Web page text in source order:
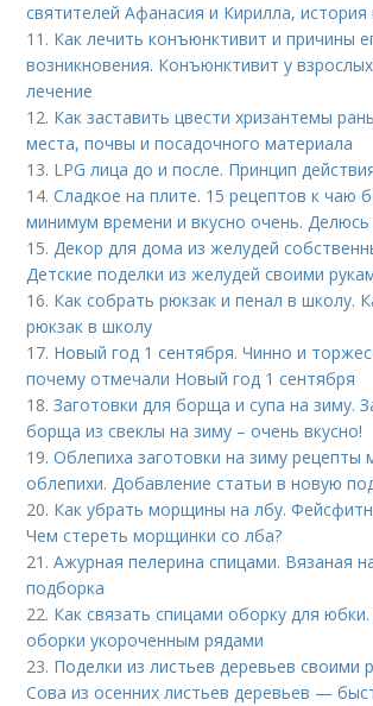
святителей Афанасия и Кирилла, история
11. Как лечить конъюнктивит и причины
возникновения. Конъюнктивит у
лечение
12. Как заставить цвести хризантемы
места, почвы и посадочного материала
13. LPG лица до и после. Принцип
14.Сладкое на плите. 15 рецептов к чаю
минимум времени и вкусно очень.
15.Декор для дома из желудей
Детские поделки из желудей своими
16. Как собрать рюкзак и пенал в школу.
рюкзак в школу
17. Новый год 1 сентября. Чинно и
почему отмечали Новый год 1 сентября
18.Заготовки для борща и супа на зиму.
борща из свеклы на зиму – очень вкусно!
19.Облепиха заготовки на зиму рецепты
облепихи. Добавление статьи в новую
20. Как убрать морщины на лбу.
Чем стереть морщинки со лба?
21.Ажурная пелерина спицами. Вязаная
подборка
22. Как связать спицами оборку для
оборки укороченным рядами
23. Поделки из листьев деревьев своими
Сова из осенних листьев деревьев —